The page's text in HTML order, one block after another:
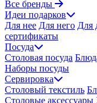
Все бренды
Идеи подарков
Для нее Для него Для
сертификаты
Посуда
Столовая посуда
Наборы посуды
Сервировка
Столовый текстиль
Столовые аксессуары